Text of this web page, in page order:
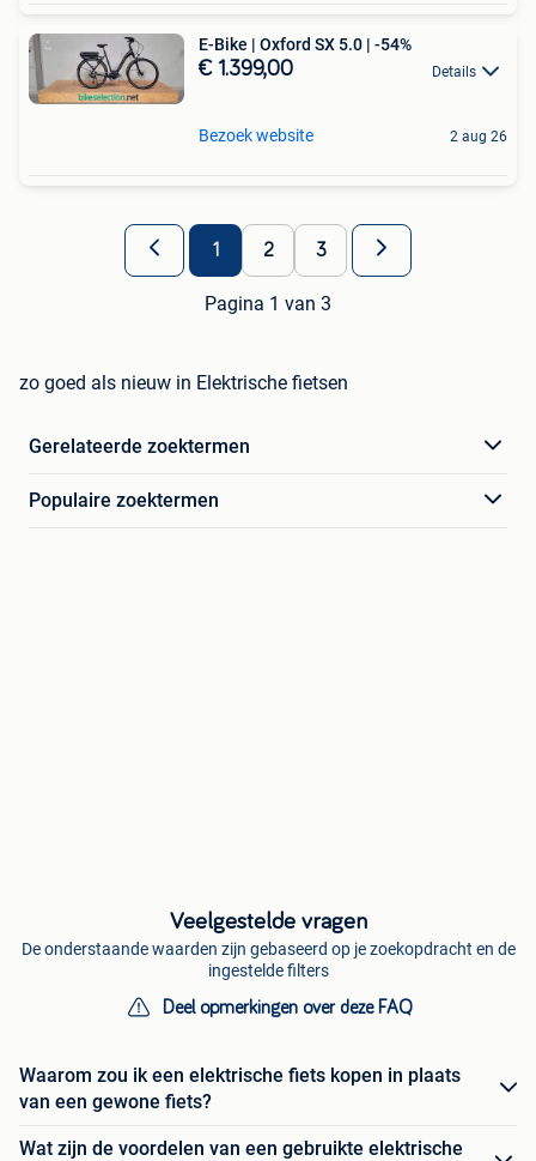
E-Bike | Oxford SX 5.0 | -54%
€ 1.399,00 Details
Bezoek website 2 aug 26
1 2 3
Pagina 1 van 3
zo goed als nieuw in Elektrische fietsen
Gerelateerde zoektermen
Populaire zoektermen
Veelgestelde vragen
De onderstaande waarden zijn gebaseerd op je zoekopdracht en de
ingestelde filters
Deel opmerkingen over deze FAQ
Waarom zou ik een elektrische fiets kopen in plaats
van een gewone fiets?
Wat zijn de voordelen van een gebruikte elektrische